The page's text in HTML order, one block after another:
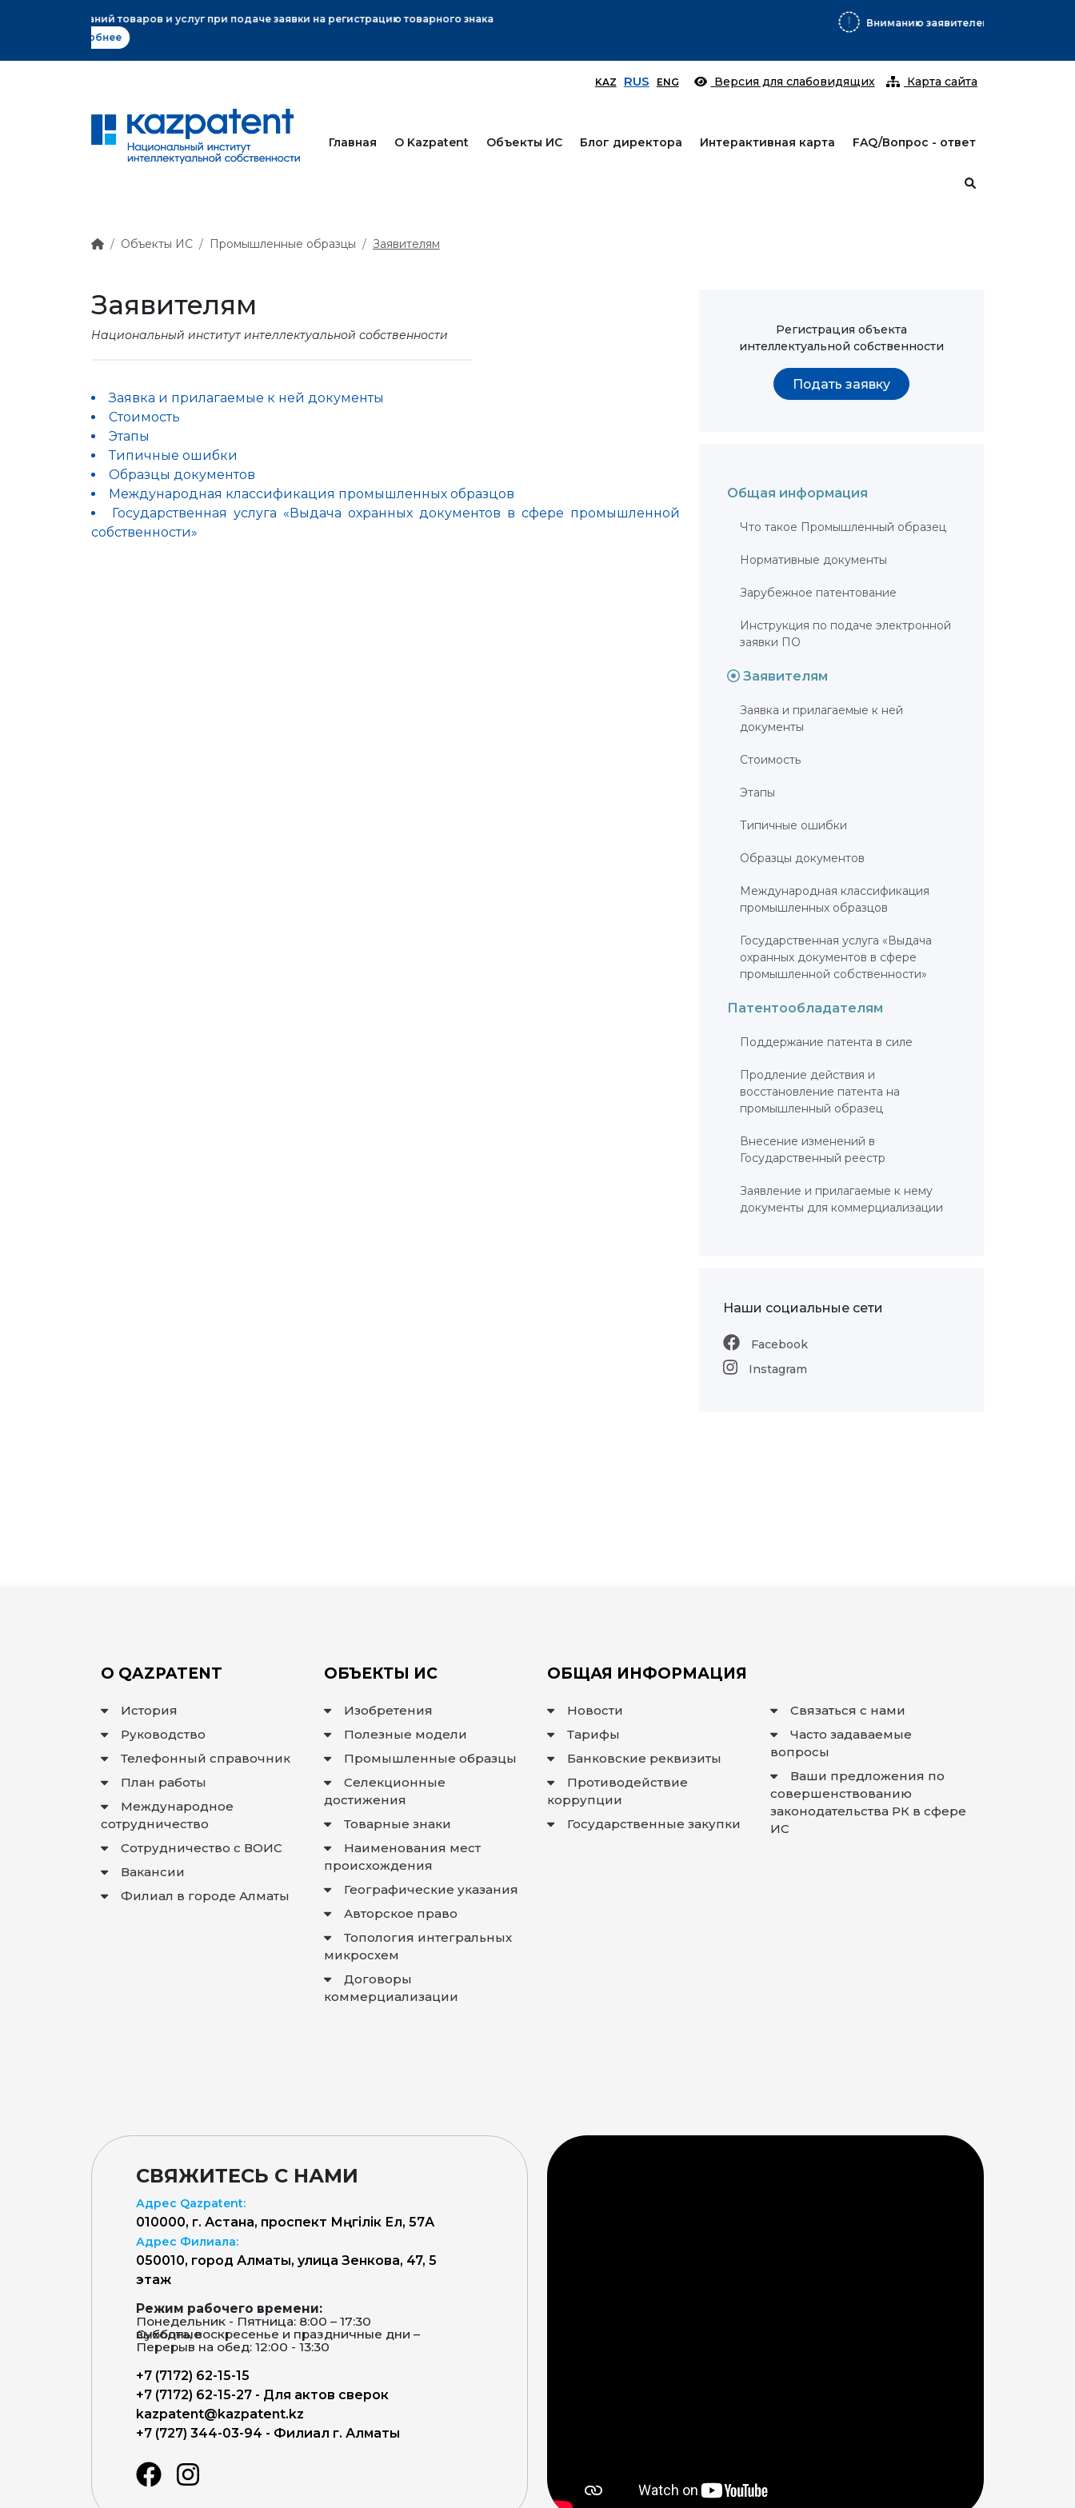
Вниманию заявителей!
KAZ RUS ENG Версия для слабовидящих Карта сайта
Главная О Kazpatent Объекты ИС Блог директора Интерактивная карта FAQ/Вопрос - ответ
Объекты ИС Промышленные образцы Заявителям
Заявителям
Национальный институт интеллектуальной собственности
Заявка и прилагаемые к ней документы
Стоимость
Этапы
Типичные ошибки
Образцы документов
Международная классификация промышленных образцов
Государственная услуга «Выдача охранных документов в сфере промышленной
собственности»
Регистрация объекта
интеллектуальной собственности
Подать заявку
Общая информация
Что такое Промышленный образец
Нормативные документы
Зарубежное патентование
Инструкция по подаче электронной
заявки ПО
Заявителям
Заявка и прилагаемые к ней
документы
Стоимость
Этапы
Типичные ошибки
Образцы документов
Международная классификация
промышленных образцов
Государственная услуга «Выдача
охранных документов в сфере
промышленной собственности»
Патентообладателям
Поддержание патента в силе
Продление действия и
восстановление патента на
промышленный образец
Внесение изменений в
Государственный реестр
Заявление и прилагаемые к нему
документы для коммерциализации
Наши социальные сети
Facebook
Instagram
О QAZPATENT
История
Руководство
Телефонный справочник
План работы
Международное
сотрудничество
Сотрудничество с ВОИС
Вакансии
Филиал в городе Алматы
ОБЪЕКТЫ ИС
Изобретения
Полезные модели
Промышленные образцы
Селекционные
достижения
Товарные знаки
Наименования мест
происхождения
Географические указания
Авторское право
Топология интегральных
микросхем
Договоры
коммерциализации
ОБЩАЯ ИНФОРМАЦИЯ
Новости
Тарифы
Банковские реквизиты
Противодействие
коррупции
Государственные закупки
Связаться с нами
Часто задаваемые
вопросы
Ваши предложения по
совершенствованию
законодательства РК в сфере
ИС
СВЯЖИТЕСЬ С НАМИ
Адрес Qazpatent:
010000, г. Астана, проспект Мәңгілік Ел, 57А
Адрес Филиала:
050010, город Алматы, улица Зенкова, 47, 5
этаж
Режим рабочего времени:
Понедельник - Пятница: 8:00 – 17:30
Суббота, воскресенье и праздничные дни – выходные
Перерыв на обед: 12:00 - 13:30
+7 (7172) 62-15-15
+7 (7172) 62-15-27 - Для актов сверок
kazpatent@kazpatent.kz
+7 (727) 344-03-94 - Филиал г. Алматы